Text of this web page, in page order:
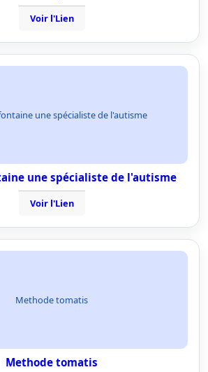
Voir l'Lien
une spécialiste de l'autisme
une spécialiste de l'autisme
Voir l'Lien
Methode tomatis
Methode tomatis